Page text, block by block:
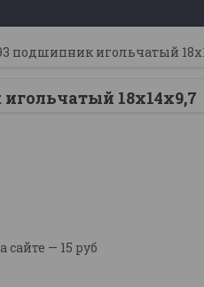
подшипник игольчатый
18x14x9,7
— 15 руб